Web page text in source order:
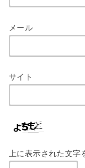
メール
サイト
上に表示された文字